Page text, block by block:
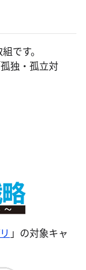
です。
独・孤立対
」の対象キャ